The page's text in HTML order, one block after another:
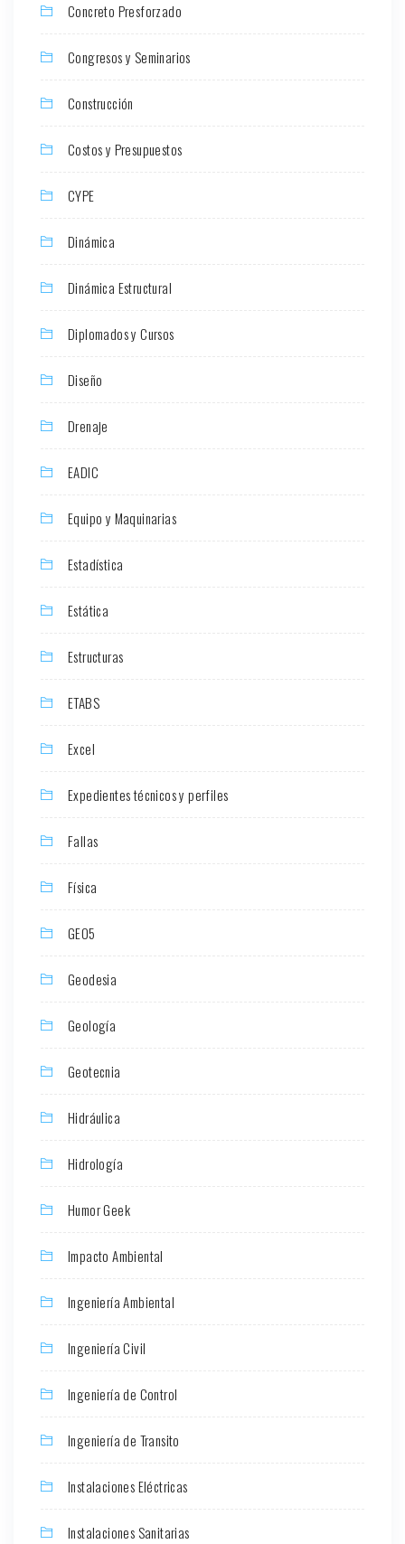
Concreto Presforzado
Congresos y Seminarios
Construcción
Costos y Presupuestos
CYPE
Dinámica
Dinámica Estructural
Diplomados y Cursos
Diseño
Drenaje
EADIC
Equipo y Maquinarias
Estadística
Estática
Estructuras
ETABS
Excel
Expedientes técnicos y perfiles
Fallas
Física
GEO5
Geodesia
Geología
Geotecnia
Hidráulica
Hidrología
Humor Geek
Impacto Ambiental
Ingeniería Ambiental
Ingeniería Civil
Ingeniería de Control
Ingeniería de Transito
Instalaciones Eléctricas
Instalaciones Sanitarias